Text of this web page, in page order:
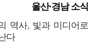
울산·경남 소식
역사, 빛과 미디어로
다